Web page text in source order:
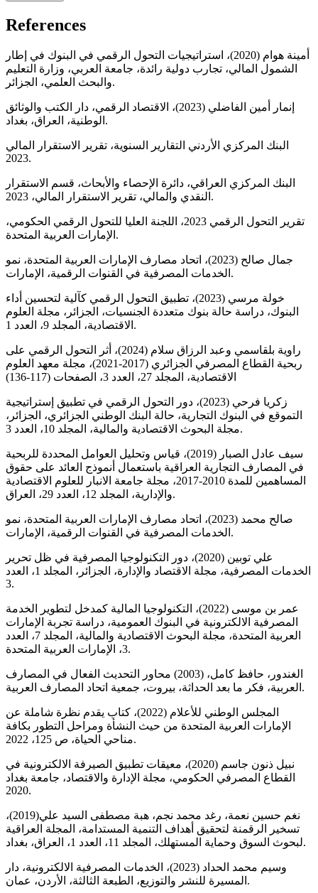
References
أمينة هوام (2020)، استراتيجيات التحول الرقمي في البنوك في إطار
الشمول المالي، تجارب دولية رائدة، جامعة العربي، وزارة التعليم
والبحث العلمي، الجزائر.
إنمار أمين الفاضلي (2023)، الاقتصاد الرقمي، دار الكتب والوثائق
الوطنية، العراق، بغداد.
البنك المركزي الأردني التقارير السنوية، تقرير الاستقرار المالي
2023.
البنك المركزي العراقي، دائرة الإحصاء والأبحاث، قسم الاستقرار
النقدي والمالي، تقرير الاستقرار المالي، 2023.
تقرير التحول الرقمي 2023، اللجنة العليا للتحول الرقمي الحكومي،
الإمارات العربية المتحدة.
جمال صالح (2023)، اتحاد مصارف الإمارات العربية المتحدة، نمو
الخدمات المصرفية في القنوات الرقمية، الإمارات.
خولة مرسي (2023)، تطبيق التحول الرقمي كآلية لتحسين أداء
البنوك، دراسة حالة بنوك متعددة الجنسيات، الجزائر، مجلة العلوم
الاقتصادية، المجلد 9، العدد 1.
راوية بلقاسمي وعبد الرزاق سلام (2024)، أثر التحول الرقمي على
ربحية القطاع المصرفي الجزائري (2017-2021)، مجلة معهد العلوم
الاقتصادية، المجلد 27، العدد 3، الصفحات (117-136)
زكريا فرحي (2023)، دور التحول الرقمي في تطبيق إستراتيجية
التموقع في البنوك التجارية، حالة البنك الوطني الجزائري، الجزائر،
مجلة البحوث الاقتصادية والمالية، المجلد 10، العدد 3.
سيف عادل الصبار (2019)، قياس وتحليل العوامل المحددة للربحية
في المصارف التجارية العراقية باستعمال أنموذج العائد على حقوق
المساهمين للمدة 2010-2017، مجلة جامعة الانبار للعلوم الاقتصادية
والإدارية، المجلد 12، العدد 29، العراق.
صالح محمد (2023)، اتحاد مصارف الإمارات العربية المتحدة، نمو
الخدمات المصرفية في القنوات الرقمية، الإمارات.
علي توبين (2020)، دور التكنولوجيا المصرفية في ظل تحرير
الخدمات المصرفية، مجلة الاقتصاد والإدارة، الجزائر، المجلد 1، العدد
3.
عمر بن موسى (2022)، التكنولوجيا المالية كمدخل لتطوير الخدمة
المصرفية الالكترونية في البنوك العمومية، دراسة تجربة الإمارات
العربية المتحدة، مجلة البحوث الاقتصادية والمالية، المجلد 7، العدد
3، الإمارات العربية المتحدة.
الغندور، حافظ كامل، (2003) محاور التحديث الفعال في المصارف
العربية، فكر ما بعد الحداثة، بيروت، جمعية اتحاد المصارف العربية.
المجلس الوطني للأعلام (2022)، كتاب يقدم نظرة شاملة عن
الإمارات العربية المتحدة من حيث النشأة ومراحل التطور بكافة
مناحي الحياة، ص 125، 2022.
نبيل ذنون جاسم (2020)، معيقات تطبيق الصيرفة الالكترونية في
القطاع المصرفي الحكومي، مجلة الإدارة والاقتصاد، جامعة بغداد
2020.
نغم حسين نعمة، رغد محمد نجم، هبة مصطفى السيد علي(2019)،
تسخير الرقمنة لتحقيق أهداف التنمية المستدامة، المجلة العراقية
لبحوث السوق وحماية المستهلك، المجلد 11، العدد 1، العراق، بغداد.
وسيم محمد الحداد (2023)، الخدمات المصرفية الالكترونية، دار
المسيرة للنشر والتوزيع، الطبعة الثالثة، الأردن، عمان.